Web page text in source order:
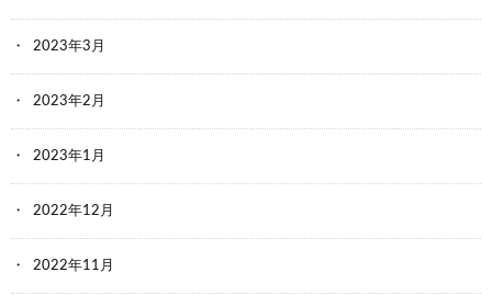
2023年3月
2023年2月
2023年1月
2022年12月
2022年11月